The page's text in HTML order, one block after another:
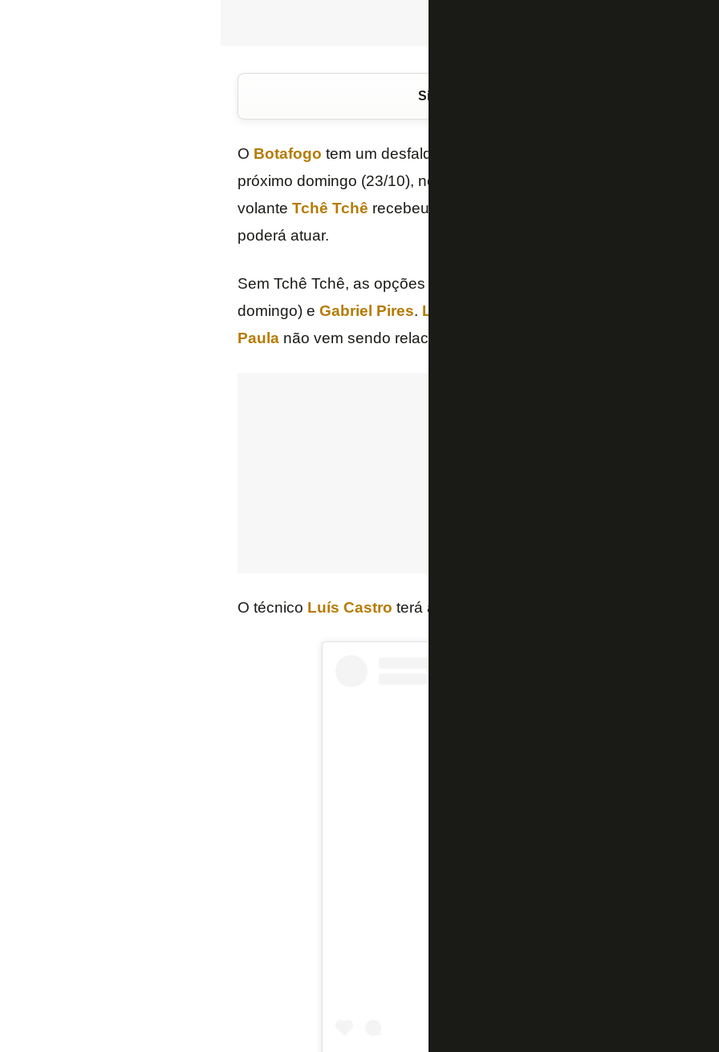
Siga o FogãoNET
O Botafogo tem um desfalque confirmado para o clássico com o
próximo domingo (23/10), no
volante Tchê Tchê recebeu o terceiro cartão amarelo
poderá atuar.
Sem Tchê Tchê, as opções imediatas no meio são
domingo) e Gabriel Pires. Lucas
Paulanão vem sendo relacionado.
O técnico Luís Castro terá a semana cheia para treinamentos para